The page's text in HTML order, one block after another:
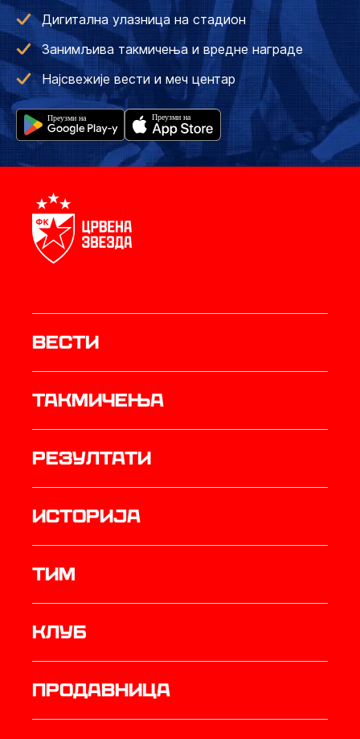
Дигитална улазница на стадион
Занимљива такмичења и вредне награде
Најсвежије вести и меч центар
Вести
Такмичења
резултати
историја
ТИМ
Клуб
продавница